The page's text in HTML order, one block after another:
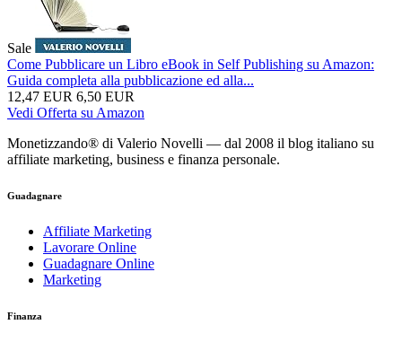
Sale
Come Pubblicare un Libro eBook in Self Publishing su Amazon:
Guida completa alla pubblicazione ed alla...
12,47 EUR 6,50 EUR
Vedi Offerta su Amazon
Monetizzando® di Valerio Novelli — dal 2008 il blog italiano su
affiliate marketing, business e finanza personale.
Guadagnare
Affiliate Marketing
Lavorare Online
Guadagnare Online
Marketing
Finanza